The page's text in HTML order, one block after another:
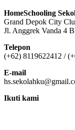
HomeSchooling
Grand Depok City
Jl. Anggrek Vanda 4
Telepon
(+62) 8119622412 /
E-mail
Ikuti kami